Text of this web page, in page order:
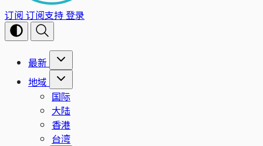
订阅 订阅支持登录
最新
地域
国际
大陆
香港
台湾